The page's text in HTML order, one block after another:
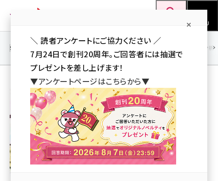
ン
MENU
seo (3524)
ai (2804)
youtube (2431)
note (2312)
SEO アクセス解析／データ分析
カグア！
＼ 読者アンケートにご協力ください ／
7月24日で創刊20周年。ご回答者には抽選で
プレゼントを差し上げます！
▼アンケートページはこちらから▼